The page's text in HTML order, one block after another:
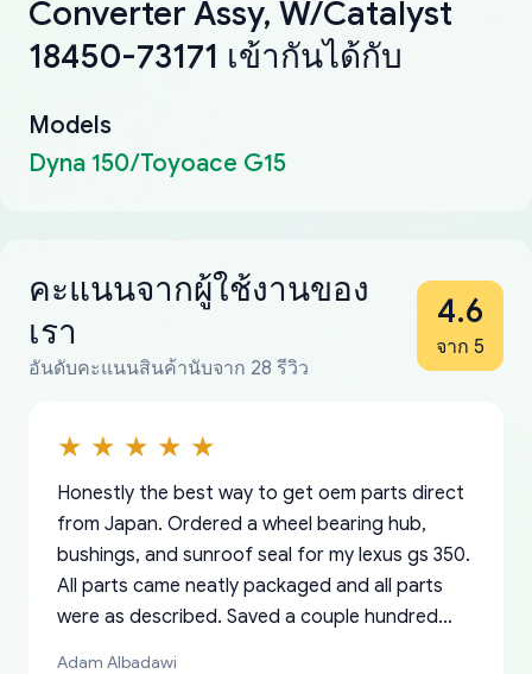
Converter Assy, W/Catalyst
18450-73171 เข้ากันได้กับ
Models
Dyna 150/Toyoace G15
คะแนนจากผู้ใช้งานของ
เรา
อันดับคะแนนสินค้านับจาก 28 รีวิว
4.6
จาก 5
Honestly the best way to get oem parts direct
from Japan. Ordered a wheel bearing hub,
bushings, and sunroof seal for my lexus gs 350.
All parts came neatly packaged and all parts
were as described. Saved a couple hundred
Adam Albadawi